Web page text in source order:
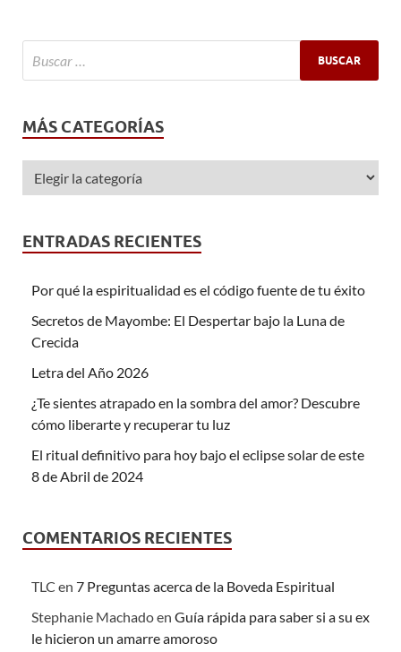
MÁS CATEGORÍAS
ENTRADAS RECIENTES
Por qué la espiritualidad es el código fuente de tu éxito
Secretos de Mayombe: El Despertar bajo la Luna de
Crecida
Letra del Año 2026
¿Te sientes atrapado en la sombra del amor? Descubre
cómo liberarte y recuperar tu luz
El ritual definitivo para hoy bajo el eclipse solar de este
8 de Abril de 2024
COMENTARIOS RECIENTES
TLC en 7 Preguntas acerca de la Boveda Espiritual
Stephanie Machadoen Guía rápida para saber si a su ex
le hicieron un amarre amoroso